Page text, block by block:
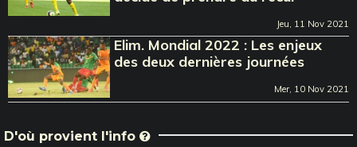
Jeu, 11 Nov 2021
Elim. Mondial 2022 : Les enjeux
des deux dernières journées
Mer, 10 Nov 2021
D'où provient l'info